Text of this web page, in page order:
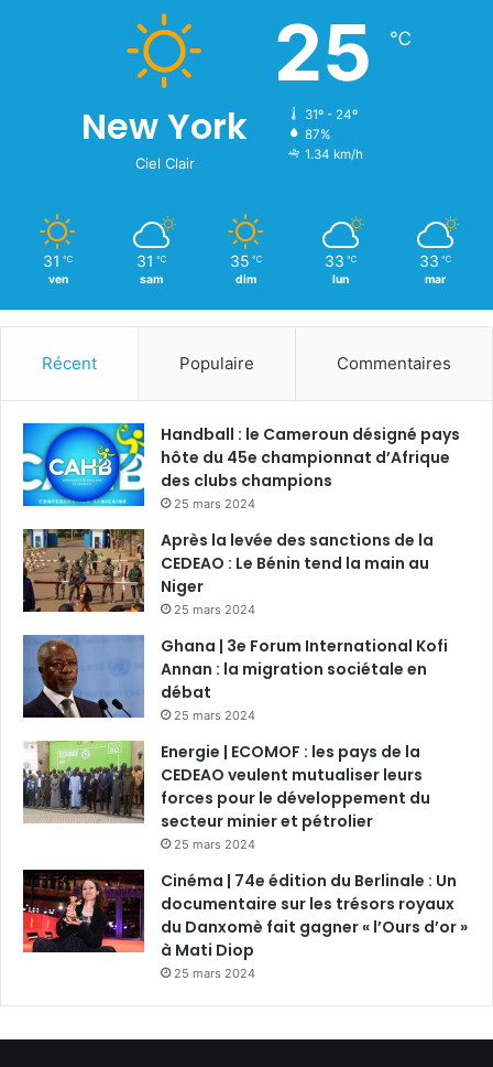
New York
Ciel Clair
25 ℃
31º - 24º
87%
1.34 km/h
31 ℃
ven
31 ℃
sam
35 ℃
dim
33 ℃
lun
33 ℃
mar
Récent Populaire Commentaires
Handball : le Cameroun désigné pays
hôte du 45e championnat d’Afrique
des clubs champions
25 mars 2024
Après la levée des sanctions de la
CEDEAO : Le Bénin tend la main au
Niger
25 mars 2024
Ghana | 3e Forum International Kofi
Annan : la migration sociétale en
débat
25 mars 2024
Energie | ECOMOF : les pays de la
CEDEAO veulent mutualiser leurs
forces pour le développement du
secteur minier et pétrolier
25 mars 2024
Cinéma | 74e édition du Berlinale : Un
documentaire sur les trésors royaux
du Danxomè fait gagner « l’Ours d’or »
à Mati Diop
25 mars 2024